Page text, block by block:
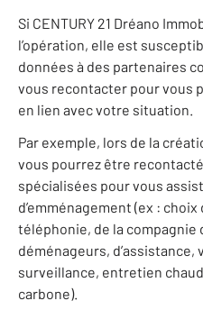
Si CENTURY 21 Dréano
l’opération, elle est
données à des partenaires
vous recontacter pour vous
en lien avec votre situation.
Par exemple, lors de la
vous pourrez être
spécialisées pour vous
d’emménagement (ex :
téléphonie, de la compagnie
déménageurs,
surveillance, entretien
carbone).